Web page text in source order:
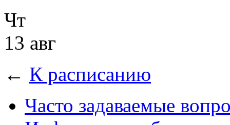
Чт
13 авг
← К расписанию
Часто задаваемые